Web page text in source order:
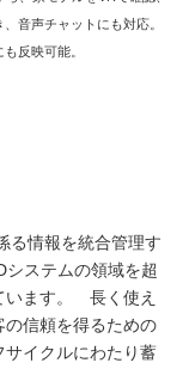
音声チャットにも対応。
反映可能。
る情報を統合管理す
ステムの領域を超
います。 長く使え
の信頼を得るための
サイクルにわたり蓄